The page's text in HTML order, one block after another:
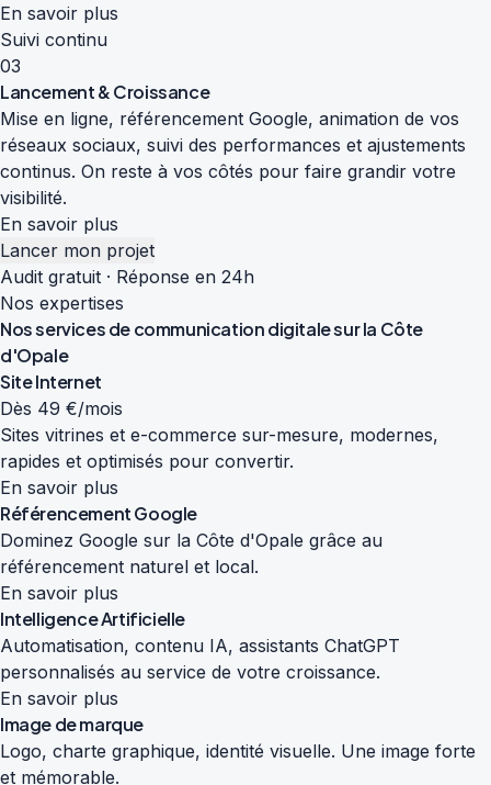
En savoir plus
Suivi continu
03
Lancement & Croissance
Mise en ligne, référencement Google, animation de vos
réseaux sociaux, suivi des performances et ajustements
continus. On reste à vos côtés pour faire grandir votre
visibilité.
En savoir plus
Lancer mon projet
Audit gratuit · Réponse en 24h
Nos expertises
Nos services decommunication digitalesur la Côte
d'Opale
Site Internet
Dès 49 €/mois
Sites vitrines et e-commerce sur-mesure, modernes,
rapides et optimisés pour convertir.
En savoir plus
Référencement Google
Dominez Google sur la Côte d'Opale grâce au
référencement naturel et local.
En savoir plus
Intelligence Artificielle
Automatisation, contenu IA, assistants ChatGPT
personnalisés au service de votre croissance.
En savoir plus
Image de marque
Logo, charte graphique, identité visuelle. Une image forte
et mémorable.